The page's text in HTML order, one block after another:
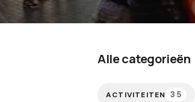
Alle categorieën
ACTIVITEITEN 35